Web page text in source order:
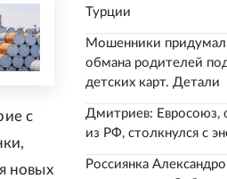
с
новых
Турции
Мошенники
обмана родителей
детских карт. Детали
Дмитриев: Евросоюз,
из РФ, столкнулся с
Россиянка